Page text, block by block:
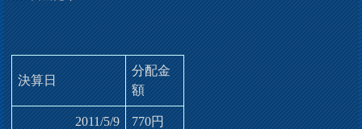
決算日
分配金
額
2011/5/9 770円